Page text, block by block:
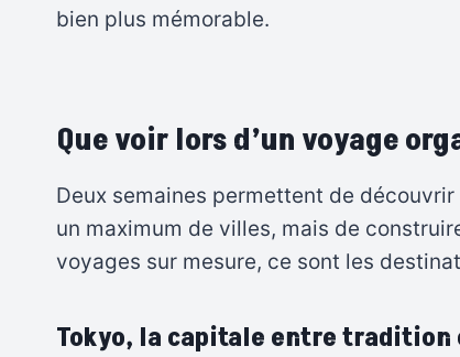
bien plus mémorable.
Que voir lors d’un voyage
Deux semaines permettent de
un maximum de villes, mais de
voyages sur mesure, ce sont les
Tokyo, la capitale entre